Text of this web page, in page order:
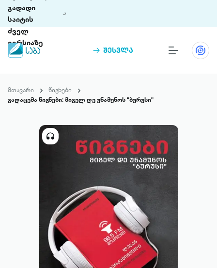
გადადი
საიტის
ძველ
ვერსიაზე
შესვლა
თინეთი 9 ციფრულ პლატფორმასა და 5
მობილურ აპლიკაციას აერთიანებს.
პრემია „საბა“
ჩვენ შესახებ
მთავარი
წიგნები
გადაცემა წიგნები: მიგელ დე უნამუნოს "ბურუსი"